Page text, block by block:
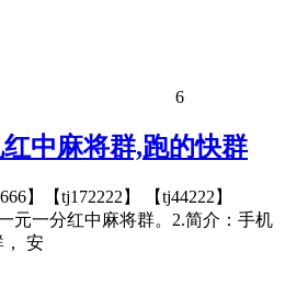
6
中麻将群,跑的快群
】【tj172222】 【tj44222】
元一分红中麻将群。2.简介：手机
， 安